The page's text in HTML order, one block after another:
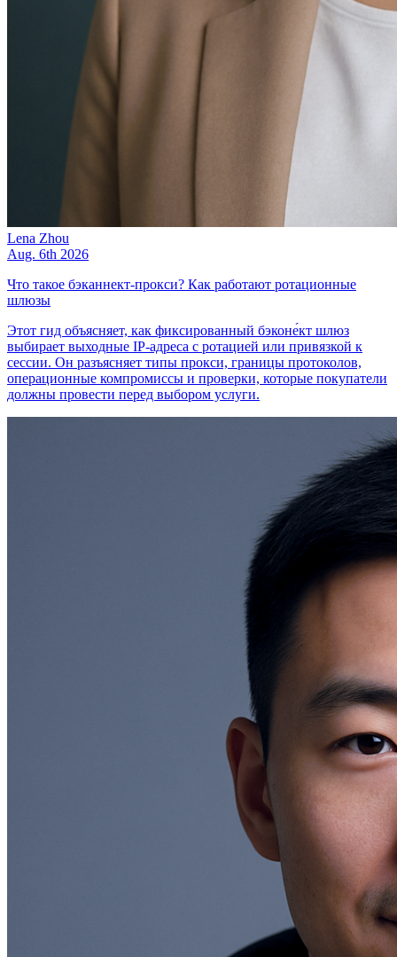
Lena Zhou
Aug. 6th 2026
Что такое бэканнект-прокси? Как работают ротационные
шлюзы
Этот гид объясняет, как фиксированный бэконе́кт шлюз
выбирает выходные IP-адреса с ротацией или привязкой к
сессии. Он разъясняет типы прокси, границы протоколов,
операционные компромиссы и проверки, которые покупатели
должны провести перед выбором услуги.